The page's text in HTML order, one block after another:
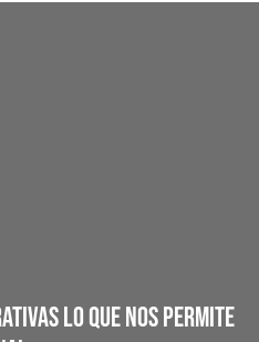
lo que nos permite